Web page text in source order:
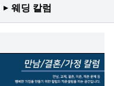
▸ 웨딩 칼럼